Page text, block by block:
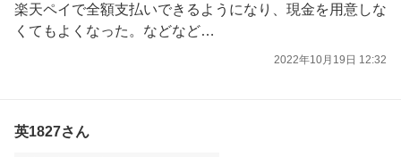
楽天ペイで全額支払いできるようになり、現金を用意しな
くてもよくなった。などなど…
2022年10月19日 12:32
英1827さん